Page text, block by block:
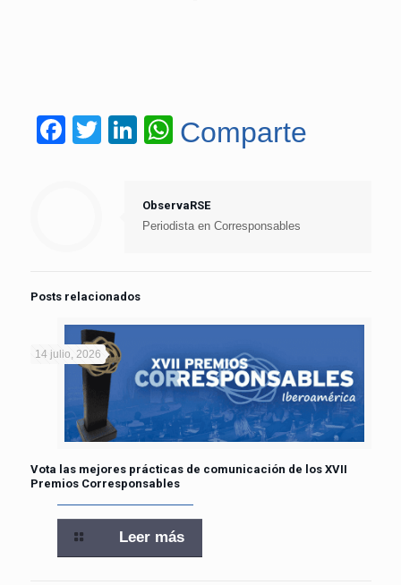
Facebook
TwitterLinkedIn
WhatsApp
Comparte
ObservaRSE
Periodista en Corresponsables
Posts relacionados
14 julio, 2026
Vota las mejores prácticas de comunicación de los XVII
Premios Corresponsables
Leer más